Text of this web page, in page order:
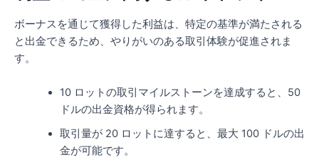
ボーナスを通じて獲得した利益は、特定の基準が満たされる
と出金できるため、やりがいのある取引体験が促進されま
す。
10 ロットの取引マイルストーンを達成すると、50
ドルの出金資格が得られます。
取引量が 20 ロットに達すると、最大 100 ドルの出
金が可能です。